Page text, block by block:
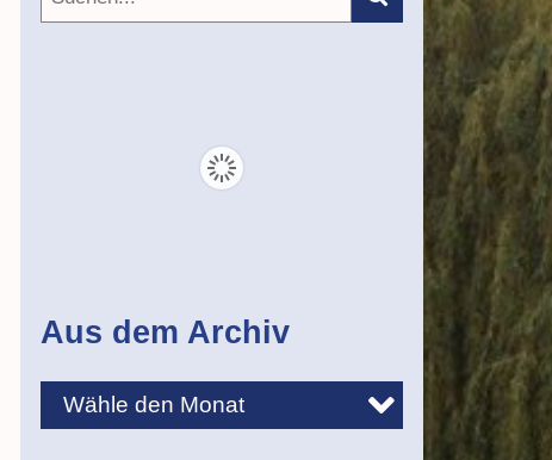
Aus dem Archiv